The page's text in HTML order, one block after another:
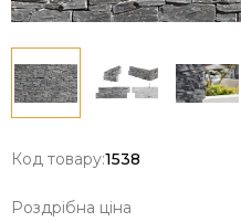
Код товару:1538
Роздрібна ціна